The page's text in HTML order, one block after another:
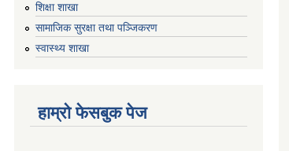
शिक्षा शाखा
सामाजिक सुरक्षा तथा पञ्जिकरण
स्वास्थ्य शाखा
हाम्रो फेसबुक पेज